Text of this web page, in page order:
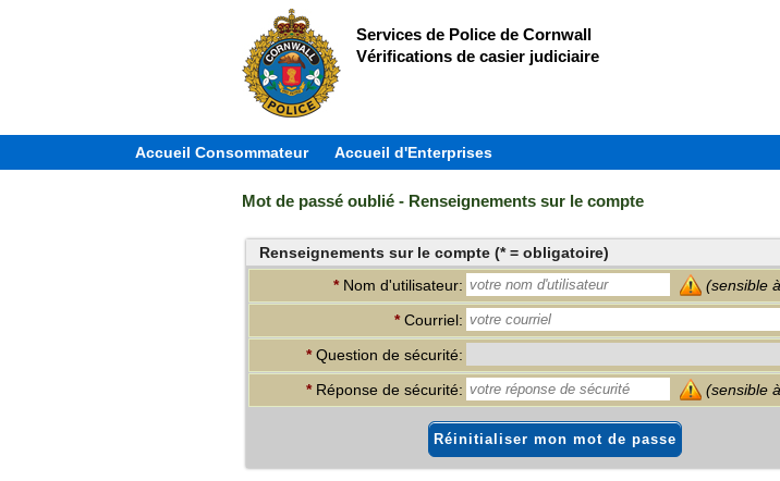
Services de Police de Cornwall
Vérifications de casier judiciaire
Accueil Consommateur Accueil d'Enterprises
Mot de passé oublié - Renseignements sur le compte
Renseignements sur le compte (* = obligatoire)
* Nom d'utilisateur:
(sensible
*Courriel:
*Question de sécurité:
* Réponse de sécurité: (sensible
Réinitialiser mon mot de passe